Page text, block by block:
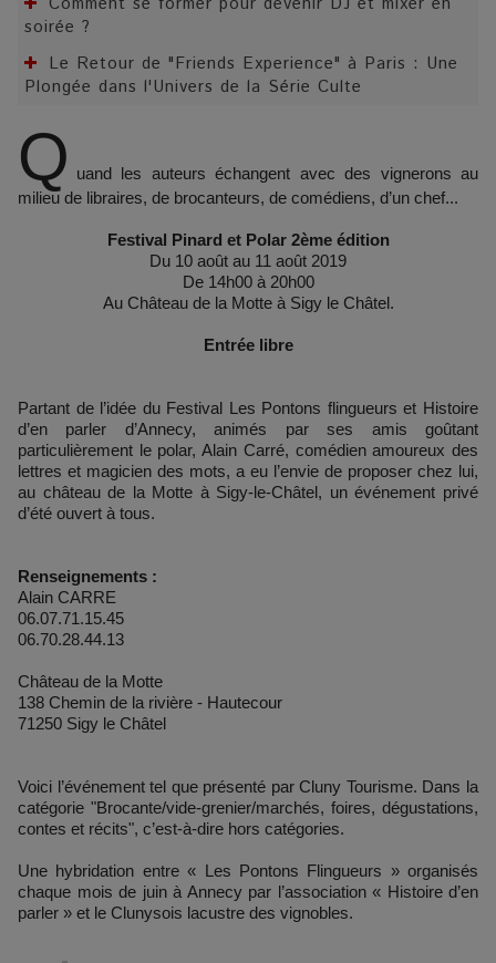
soirée ?
Le Retour de "Friends Experience" à Paris : Une
Plongée dans l'Univers de la Série Culte
Q uand les auteurs échangent avec des vignerons au
milieu de libraires, de brocanteurs, de comédiens, d’un chef...
Festival Pinard et Polar 2ème édition
Du 10 août au 11 août 2019
De 14h00 à 20h00
Au Château de la Motte à Sigy le Châtel.
Entrée libre
Partant de l’idée du Festival Les Pontons flingueurs et Histoire
d’en parler d’Annecy, animés par ses amis goûtant
particulièrement le polar, Alain Carré, comédien amoureux des
lettres et magicien des mots, a eu l’envie de proposer chez lui,
au château de la Motte à Sigy-le-Châtel, un événement privé
d’été ouvert à tous.
Renseignements :
Alain CARRE
06.07.71.15.45
06.70.28.44.13
Château de la Motte
138 Chemin de la rivière - Hautecour
71250 Sigy le Châtel
Voici l’événement tel que présenté par Cluny Tourisme. Dans la
catégorie "Brocante/vide-grenier/marchés, foires, dégustations,
contes et récits", c’est-à-dire hors catégories.
Une hybridation entre « Les Pontons Flingueurs » organisés
chaque mois de juin à Annecy par l’association « Histoire d’en
parler » et le Clunysois lacustre des vignobles.